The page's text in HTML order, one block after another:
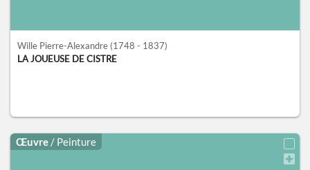
Wille Pierre-Alexandre (1748 - 1837)
LA JOUEUSE DE CISTRE
Œuvre / Peinture